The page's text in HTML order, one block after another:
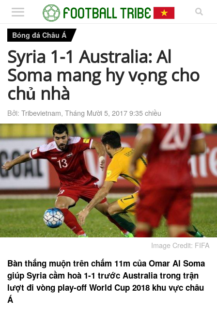
Bóng đá Châu Á
Syria 1-1 Australia: Al
Soma mang hy vọng cho
chủ nhà
Bởi: Tribevietnam, Tháng Mười 5, 2017 9:35 chiều
Image Credit: FIFA
Bàn thắng muộn trên chấm 11m của Omar Al Soma
giúp Syria cầm hoà 1-1 trước Australia trong trận
lượt đi vòng play-off World Cup 2018 khu vực châu
Á